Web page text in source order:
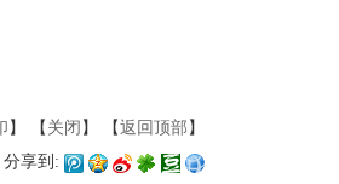
】 【 关闭 】 【返回顶部 】
分享到: